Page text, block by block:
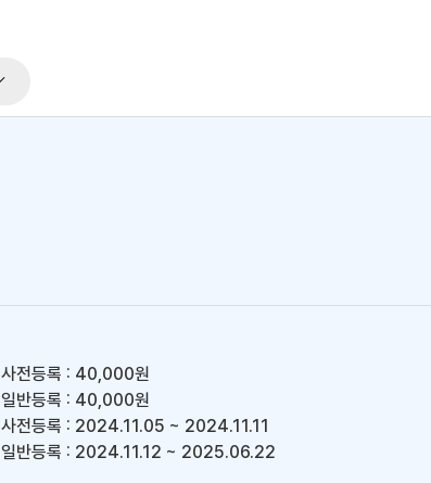
사전등록 : 40,000원
일반등록 : 40,000원
사전등록 : 2024.11.05 ~ 2024.11.11
일반등록 : 2024.11.12 ~ 2025.06.22